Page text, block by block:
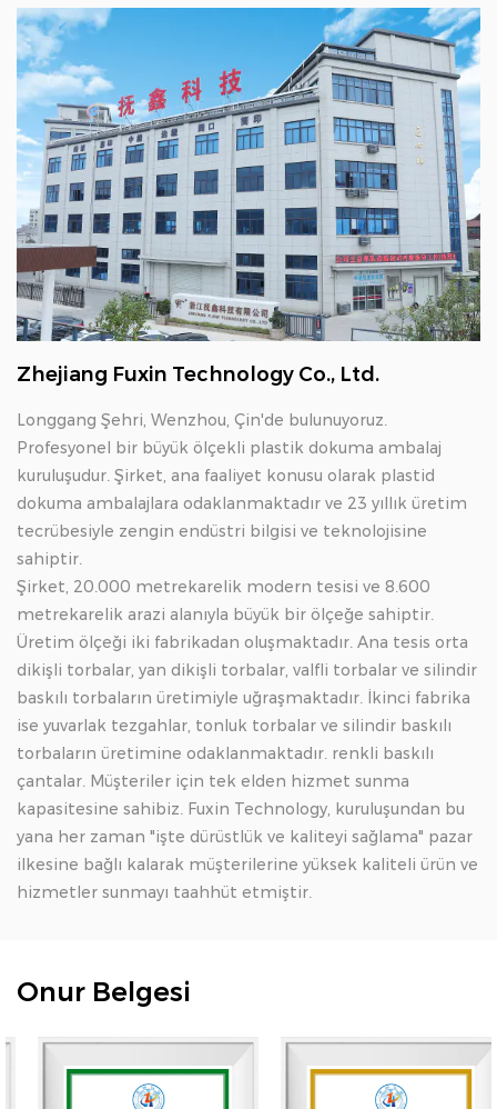
Zhejiang Fuxin Technology Co., Ltd.
Longgang Şehri, Wenzhou, Çin'de bulunuyoruz.
Profesyonel bir büyük ölçekli plastik dokuma ambalaj
kuruluşudur. Şirket, ana faaliyet konusu olarak plastid
dokuma ambalajlara odaklanmaktadır ve 23 yıllık üretim
tecrübesiyle zengin endüstri bilgisi ve teknolojisine
sahiptir.
Şirket, 20.000 metrekarelik modern tesisi ve 8.600
metrekarelik arazi alanıyla büyük bir ölçeğe sahiptir.
Üretim ölçeği iki fabrikadan oluşmaktadır. Ana tesis orta
dikişli torbalar, yan dikişli torbalar, valfli torbalar ve silindir
baskılı torbaların üretimiyle uğraşmaktadır. İkinci fabrika
ise yuvarlak tezgahlar, tonluk torbalar ve silindir baskılı
torbaların üretimine odaklanmaktadır. renkli baskılı
çantalar. Müşteriler için tek elden hizmet sunma
kapasitesine sahibiz. Fuxin Technology, kuruluşundan bu
yana her zaman "işte dürüstlük ve kaliteyi sağlama" pazar
ilkesine bağlı kalarak müşterilerine yüksek kaliteli ürün ve
hizmetler sunmayı taahhüt etmiştir.
Onur Belgesi